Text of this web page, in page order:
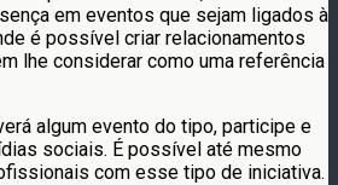
em eventos que sejam ligados à
é possível criar relacionamentos
lhe considerar como uma referência
algum evento do tipo, participe e
sociais. É possível até mesmo
com esse tipo de iniciativa.